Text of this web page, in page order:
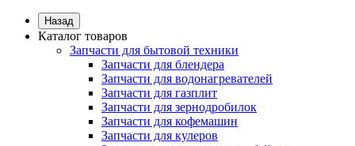
Назад
Каталог товаров
Запчасти для бытовой техники
Запчасти для блендера
Запчасти для водонагревателей
Запчасти для газплит
Запчасти для зернодробилок
Запчасти для кофемашин
Запчасти для кулеров